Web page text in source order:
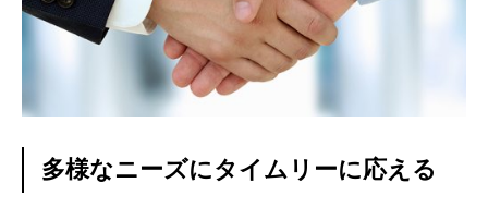
多様なニーズにタイムリーに応える